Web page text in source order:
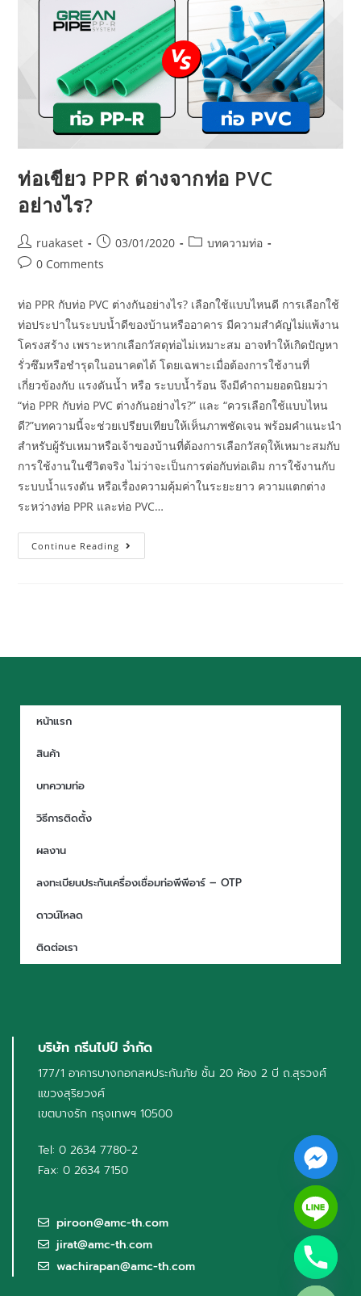
ท่อเขียว PPR ต่างจากท่อ PVC
อย่างไร?
ruakaset 03/01/2020
บทความท่อ
0 Comments
ท่อ PPR กับท่อ PVC ต่างกันอย่างไร? เลือกใช้แบบไหนดี การเลือกใช้
ท่อประปาในระบบน้ำดีของบ้านหรืออาคาร มีความสำคัญไม่แพ้งาน
โครงสร้าง เพราะหากเลือกวัสดุท่อไม่เหมาะสม อาจทำให้เกิดปัญหา
รั่วซึมหรือชำรุดในอนาคตได้ โดยเฉพาะเมื่อต้องการใช้งานที่
เกี่ยวข้องกับ แรงดันน้ำ หรือ ระบบน้ำร้อน จึงมีคำถามยอดนิยมว่า
“ท่อ PPR กับท่อ PVC ต่างกันอย่างไร?” และ “ควรเลือกใช้แบบไหน
ดี?”บทความนี้จะช่วยเปรียบเทียบให้เห็นภาพชัดเจน พร้อมคำแนะนำ
สำหรับผู้รับเหมาหรือเจ้าของบ้านที่ต้องการเลือกวัสดุให้เหมาะสมกับ
การใช้งานในชีวิตจริง ไม่ว่าจะเป็นการต่อกับท่อเดิม การใช้งานกับ
ระบบน้ำแรงดัน หรือเรื่องความคุ้มค่าในระยะยาว ความแตกต่าง
ระหว่างท่อ PPR และท่อ PVC…
Continue Reading
หน้าแรก
สินค้า
บทความท่อ
วิธีการติดตั้ง
ผลงาน
ลงทะเบียนประกันเครื่องเชื่อมท่อพีพีอาร์ – OTP
ดาวน์โหลด
ติดต่อเรา
บริษัท กรีนไปป์ จำกัด
177/1 อาคารบางกอกสหประกันภัย ชั้น 20 ห้อง 2 บี ถ.สุรวงศ์
แขวงสุริยวงศ์
เขตบางรัก กรุงเทพฯ 10500
Tel: 0 2634 7780-2
Fax: 0 2634 7150
piroon@amc-th.com
jirat@amc-th.com
wachirapan@amc-th.com
Hide chaty